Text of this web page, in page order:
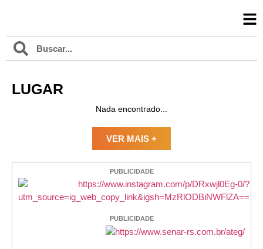
LUGAR
Nada encontrado...
VER MAIS +
PUBLICIDADE
PUBLICIDADE